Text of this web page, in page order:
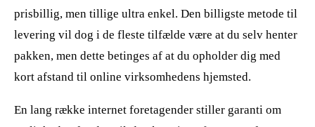
prisbillig, men tillige ultra enkel. Den billigste metode til
levering vil dog i de fleste tilfælde være at du selv henter
pakken, men dette betinges af at du opholder dig med
kort afstand til online virksomhedens hjemsted.
En lang række internet foretagender stiller garanti om